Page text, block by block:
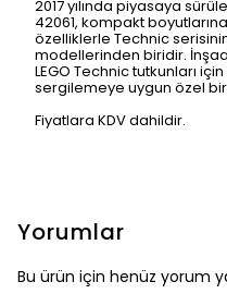
2017 yılında piyasaya
42061, kompakt
özelliklerle Technic
modellerinden biridir.
LEGO Technic tutkunları
sergilemeye uygun özel
Fiyatlara KDV dahildir.
Yorumlar
Bu ürün için henüz yorum